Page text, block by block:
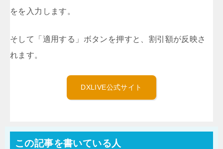
をを入力します。
そして「適用する」ボタンを押すと、割引額が反映さ
れます。
DXLIVE公式サイト
この記事を書いている人